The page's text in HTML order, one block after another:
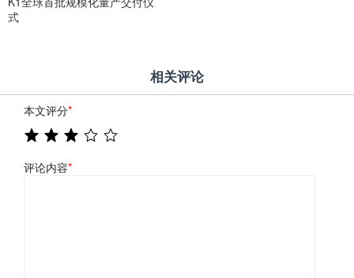
式
相关评论
本文评分*
评论内容*